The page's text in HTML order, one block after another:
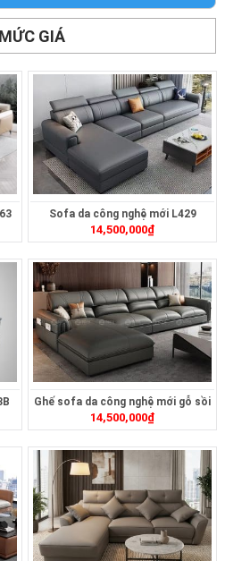
GIÁ
Sofa da công nghệ mới L429
14,500,000₫
Ghế sofa da công nghệ mới gỗ sồi
L105
14,500,000₫